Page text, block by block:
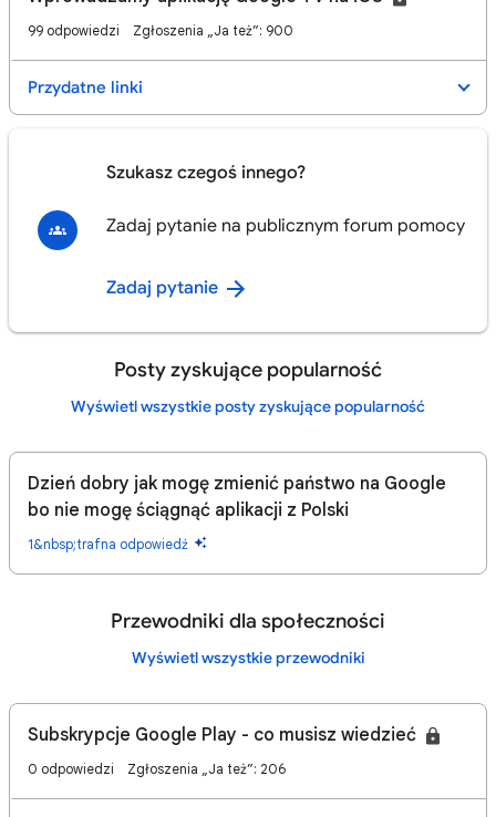
99 odpowiedzi Zgłoszenia „Ja też”: 900
Przydatne linki
Szukasz czegoś innego?
Zadaj pytanie na publicznym forum pomocy
Zadaj pytanie
Posty zyskujące popularność
Wyświetl wszystkie posty zyskujące popularność
Dzień dobry jak mogę zmienić państwo na Google
bo nie mogę ściągnąć aplikacji z Polski
1&nbsp;trafna odpowiedź
Przewodniki dla społeczności
Wyświetl wszystkie przewodniki
Subskrypcje Google Play - co musisz wiedzieć
0 odpowiedzi Zgłoszenia „Ja też”: 206